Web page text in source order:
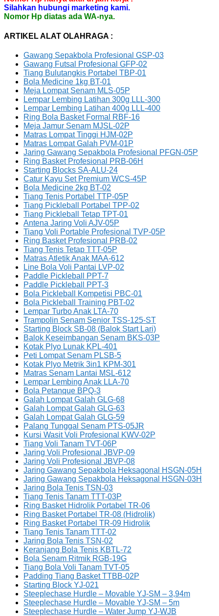
Silahkan hubungi marketing kami.
Nomor Hp diatas ada WA-nya.
ARTIKEL ALAT OLAHRAGA :
Gawang Sepakbola Profesional GSP-03
Gawang Futsal Profesional GFP-02
Tiang Bulutangkis Portabel TBP-01
Bola Medicine 1kg BT-01
Meja Lompat Senam MLS-05P
Lempar Lembing Latihan 300g LLL-300
Lempar Lembing Latihan 400g LLL-400
Ring Bola Basket Formal RBF-16
Meja Jamur Senam MJSL-02P
Matras Lompat Tinggi HJM-02P
Matras Lompat Galah PVM-01P
Jaring Gawang Sepakbola Profesional PFGN-05P
Ring Basket Profesional PRB-06H
Starting Blocks SA-ALU-24
Catur Kayu Set Premium WCS-45P
Bola Medicine 2kg BT-02
Tiang Tenis Portabel TTP-05P
Tiang Pickleball Portabel TPP-02
Tiang Pickleball Tetap TPT-01
Antena Jaring Voli AJV-05P
Tiang Voli Portable Profesional TVP-05P
Ring Basket Profesional PRB-02
Tiang Tenis Tetap TTT-05P
Matras Atletik Anak MAA-612
Line Bola Voli Pantai LVP-02
Paddle Pickleball PPT-7
Paddle Pickleball PPT-3
Bola Pickleball Kompetisi PBC-01
Bola Pickleball Training PBT-02
Lempar Turbo Anak LTA-70
Trampolin Senam Senior TSS-125-ST
Starting Block SB-08 (Balok Start Lari)
Balok Keseimbangan Senam BKS-03P
Kotak Plyo Lunak KPL-401
Peti Lompat Senam PLSB-5
Kotak Plyo Metrik 3in1 KPM-301
Matras Senam Lantai MSL-612
Lempar Lembing Anak LLA-70
Bola Petanque BPQ-3
Galah Lompat Galah GLG-68
Galah Lompat Galah GLG-63
Galah Lompat Galah GLG-59
Palang Tunggal Senam PTS-05JR
Kursi Wasit Voli Profesional KWV-02P
Tiang Voli Tanam TVT-06P
Jaring Voli Profesional JBVP-09
Jaring Voli Profesional JBVP-08
Jaring Gawang Sepakbola Heksagonal HSGN-05H
Jaring Gawang Sepakbola Heksagonal HSGN-03H
Jaring Bola Tenis TSN-03
Tiang Tenis Tanam TTT-03P
Ring Basket Hidrolik Portabel TR-06
Ring Basket Portabel TR-08 (Hidrolik)
Ring Basket Portabel TR-09 Hidrolik
Tiang Tenis Tanam TTT-02
Jaring Bola Tenis TSN-02
Keranjang Bola Tenis KBTL-72
Bola Senam Ritmik RGB-19G
Tiang Bola Voli Tanam TVT-05
Padding Tiang Basket TTBB-02P
Starting Block YJ-021
Steeplechase Hurdle – Movable YJ-SM – 3,94m
Steeplechase Hurdle – Movable YJ-SM – 5m
Steeplechase Hurdle – Water Jump YJ-WJB